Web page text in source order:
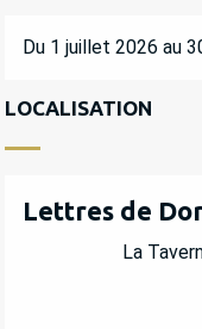
Du 1 juillet 2026 au
LOCALISATION
Lettres de
La